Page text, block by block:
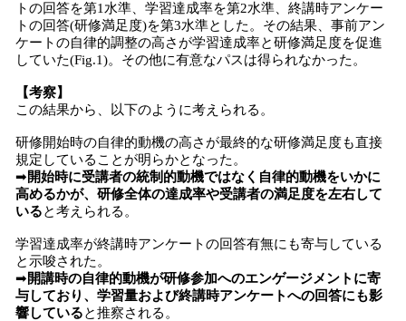
トの回答を第1水準、学習達成率を第2水準、終講時アンケー
トの回答(研修満足度)を第3水準とした。その結果、事前アン
ケートの自律的調整の高さが学習達成率と研修満足度を促進
していた(Fig.1)。その他に有意なパスは得られなかった。
【考察】
この結果から、以下のように考えられる。
研修開始時の自律的動機の高さが最終的な研修満足度も直接
規定していることが明らかとなった。
➡開始時に受講者の統制的動機ではなく自律的動機をいかに
高めるかが、研修全体の達成率や受講者の満足度を左右して
いると考えられる。
学習達成率が終講時アンケートの回答有無にも寄与している
と示唆された。
➡開講時の自律的動機が研修参加へのエンゲージメントに寄
与しており、学習量および終講時アンケートへの回答にも影
響していると推察される。